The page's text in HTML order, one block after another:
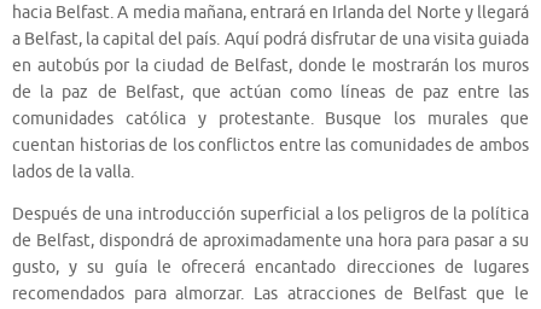
hacia Belfast. A media mañana, entrará en Irlanda del Norte y llegará
a Belfast, la capital del país. Aquí podrá disfrutar de una visita guiada
en autobús por la ciudad de Belfast, donde le mostrarán los muros
de la paz de Belfast, que actúan como líneas de paz entre las
comunidades católica y protestante. Busque los murales que
cuentan historias de los conflictos entre las comunidades de ambos
lados de la valla.
Después de una introducción superficial a los peligros de la política
de Belfast, dispondrá de aproximadamente una hora para pasar a su
gusto, y su guía le ofrecerá encantado direcciones de lugares
recomendados para almorzar. Las atracciones de Belfast que le